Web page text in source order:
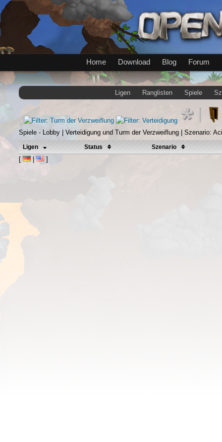
Home Download Blog Forum
Ligen Ranglisten Spiele
Spiele - Lobby | Verteidigung und Turm der Verzweiflung | Szenario:
Ligen Status Szenario
[ | ]